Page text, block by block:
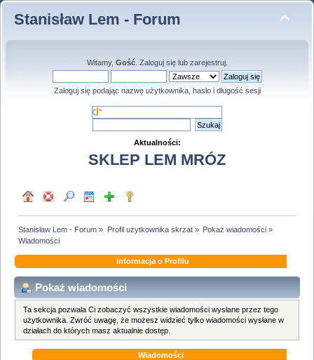
Stanisław Lem - Forum
Witamy, Gość. Zaloguj sięlub zarejestruj.
Zaloguj się podając nazwę użytkownika, hasło i długość sesji
Aktualności:
SKLEP LEM MRÓZ
Stanisław Lem - Forum » Profil użytkownika skrzat» Pokaż wiadomości»
Wiadomości
Informacja o Profilu
Pokaż wiadomości
Ta sekcja pozwala Ci zobaczyć wszystkie wiadomości wysłane przez tego
użytkownika. Zwróć uwagę, że możesz widzieć tylko wiadomości wysłane w
działach do których masz aktualnie dostęp.
Wiadomości